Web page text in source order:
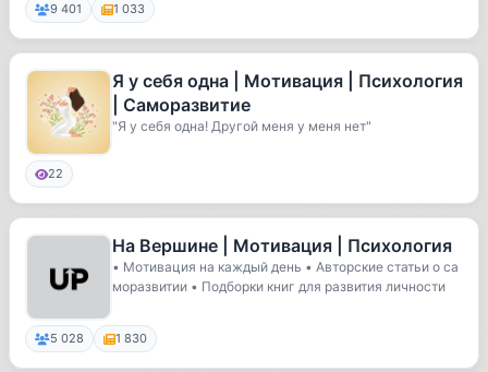
9 401 1 033
Я у себя одна | Мотивация | Психология
| Саморазвитие
"Я у себя одна! Другой меня у меня нет"
22
На Вершине | Мотивация | Психология
• Мотивация на каждый день • Авторские статьи о са
моразвитии • Подборки книг для развития личности
5 028 1 830